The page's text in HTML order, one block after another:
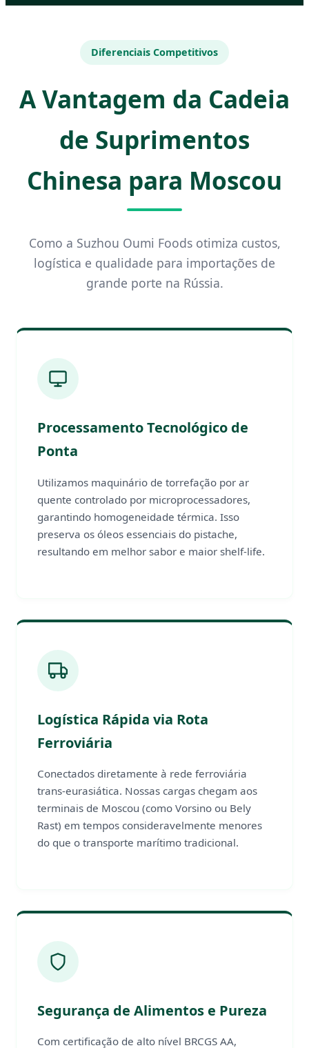
Diferenciais Competitivos
A Vantagem da Cadeia
de Suprimentos
Chinesa para Moscou
Como a Suzhou Oumi Foods otimiza custos,
logística e qualidade para importações de
grande porte na Rússia.
Processamento Tecnológico de
Ponta
Utilizamos maquinário de torrefação por ar
quente controlado por microprocessadores,
garantindo homogeneidade térmica. Isso
preserva os óleos essenciais do pistache,
resultando em melhor sabor e maior shelf-life.
Logística Rápida via Rota
Ferroviária
Conectados diretamente à rede ferroviária
trans-eurasiática. Nossas cargas chegam aos
terminais de Moscou (como Vorsino ou Bely
Rast) em tempos consideravelmente menores
do que o transporte marítimo tradicional.
Segurança de Alimentos e Pureza
Com certificação de alto nível BRCGS AA,